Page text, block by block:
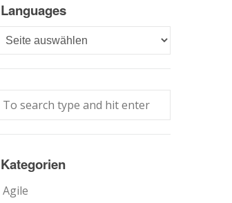
Languages
Languages
Kategorien
Agile